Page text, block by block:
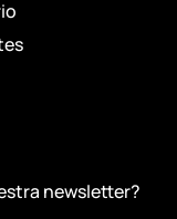
newsletter?